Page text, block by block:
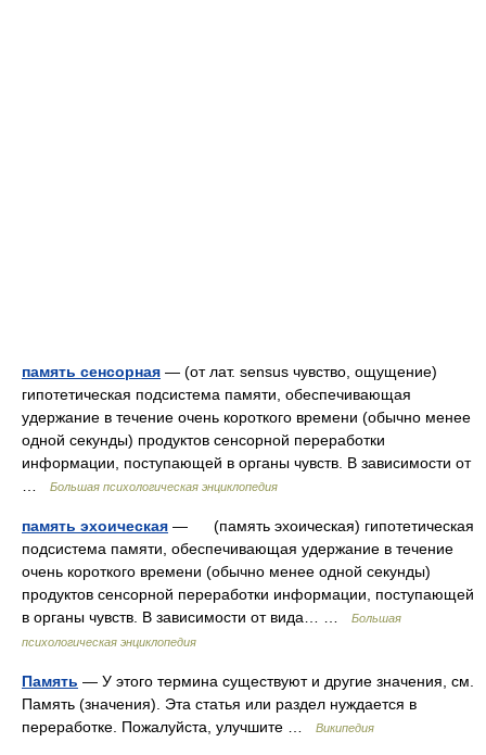
память сенсорная — (от лат. sensus чувство, ощущение)
гипотетическая подсистема памяти, обеспечивающая
удержание в течение очень короткого времени (обычно менее
одной секунды) продуктов сенсорной переработки
информации, поступающей в органы чувств. В зависимости от
Большая психологическая энциклопедия
память эхоическая — (память эхоическая) гипотетическая
подсистема памяти, обеспечивающая удержание в течение
очень короткого времени (обычно менее одной секунды)
продуктов сенсорной переработки информации, поступающей
в органы чувств. В зависимости от вида… …
Большая
психологическая энциклопедия
Память — У этого термина существуют и другие значения, см.
Память (значения). Эта статья или раздел нуждается в
переработке. Пожалуйста, улучшите …
Википедия